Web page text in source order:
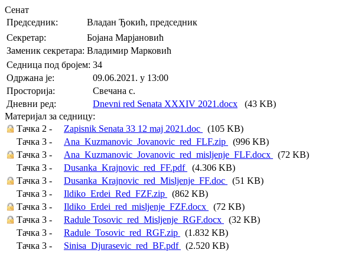
Сенат
Председник:
Владан Ђокић, председник
Секретар:
Бојана Марјановић
Заменик секретара: Владимир Марковић
Седница под бројем: 34
Oдржана je:
09.06.2021. у 13:00
Просторија:
Свечана с.
Дневни ред:
Dnevni red Senata XXXIV 2021.docx (43 KB)
Материјал за седницу:
Тачка 2 -
Zapisnik Senata 33 12 maj 2021.doc
(105 KB)
Тачка 3 -
Ana_Kuzmanovic_Jovanovic_red_FLF.zip
(996 KB)
Тачка 3 -
Ana_Kuzmanovic_Jovanovic_red_misljenje_FLF.docx
(72 KB)
Тачка 3 -
Dusanka_Krajnovic_red_FF.pdf
(4.306 KB)
Тачка 3 -
Dusanka_Krajnovic_red_Misljenje_FF.doc
(51 KB)
Тачка 3 -
Ildiko_Erdei_Red_FZF.zip
(862 KB)
Тачка 3 -
Ildiko_Erdei_red_misljenje_FZF.docx
(72 KB)
Тачка 3 -
Radule Tosovic_red_Misljenje_RGF.docx
(32 KB)
Тачка 3 -
Radule_Tosovic_red_RGF.zip
(1.832 KB)
Тачка 3 -
Sinisa_Djurasevic_red_BF.pdf
(2.520 KB)